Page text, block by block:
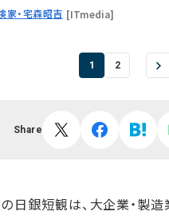
家・宅森昭吉 [ITmedia]
1 2
Share
日銀短観は、大企業・製